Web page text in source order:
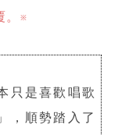
。※
只是喜歡唱歌
，順勢踏入了